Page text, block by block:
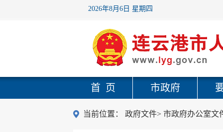
2026年8月6日 星期四
首 页 市政府
当前位置： 政府文件> 市政府办公室文